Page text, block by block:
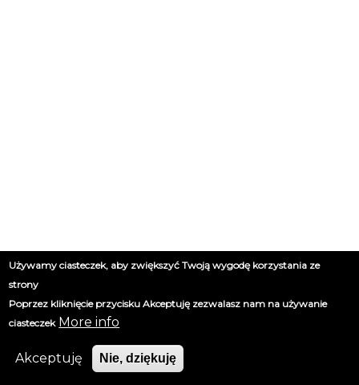
Używamy ciasteczek, aby zwiększyć Twoją wygodę korzystania ze
strony
Poprzez kliknięcie przycisku Akceptuję zezwalasz nam na używanie
ciasteczek More info
Akceptuję Nie, dziękuję